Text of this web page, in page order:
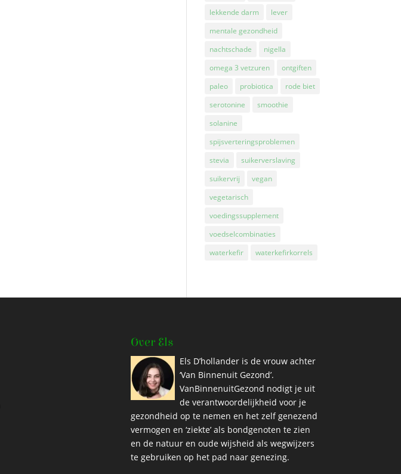
lekkende darm
lever
mentale gezondheid
nachtschade
nigella
omega 3 vetzuren
ontgiften
paleo
probiotica
rode biet
serotonine
smoothie
solanine
spijsverteringsproblemen
stevia
suikerverslaving
suikervrij
vegan
vegetarisch
voedingssupplement
voedselcombinaties
waterkefir
waterkefirkorrels
Over Els
Els D’hollander is de vrouw achter
‘Van Binnenuit Gezond’.
VanBinnenuitGezond nodigt je uit
de verantwoordelijkheid voor je
gezondheid op te nemen en het zelf genezend
vermogen en ‘ziekte’ als bondgenoten te zien
en de natuur en oude wijsheid als wegwijzers
te gebruiken op het pad naar genezing.